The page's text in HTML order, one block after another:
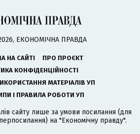
ЕКОНОМІЧНА ПРАВДА
НА САЙТІ
ПРО ПРОЄКТ
КОНФІДЕНЦІЙНОСТІ
МАТЕРІАЛІВ УП
І ПРАВИЛА РОБОТИ УП
сайту лише за умови посилання (для
на "Економічну правду".